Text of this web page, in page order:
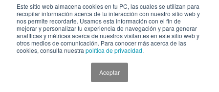
Este sitio web almacena cookies en tu PC, las cuales se utilizan para
recopilar información acerca de tu interacción con nuestro sitio web y
nos permite recordarte. Usamos esta información con el fin de
mejorar y personalizar tu experiencia de navegación y para generar
analíticas y métricas acerca de nuestros visitantes en este sitio web y
otros medios de comunicación. Para conocer más acerca de las
cookies, consulta nuestra política de privacidad.
Aceptar
Subscribete a
nuestro Newsletter
Para mantenerte al tanto de todas
nuestras novedades.